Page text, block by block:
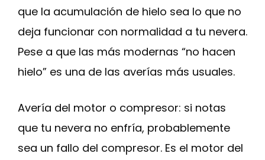
que la acumulación de hielo sea lo que no
deja funcionar con normalidad a tu nevera.
Pese a que las más modernas “no hacen
hielo” es una de las averías más usuales.
Avería del motor o compresor: si notas
que tu nevera no enfría, probablemente
sea un fallo del compresor. Es el motor del